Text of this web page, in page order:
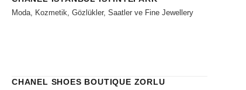
Moda, Kozmetik, Gözlükler, Saatler ve Fine Jewellery
CHANEL SHOES BOUTIQUE ZORLU